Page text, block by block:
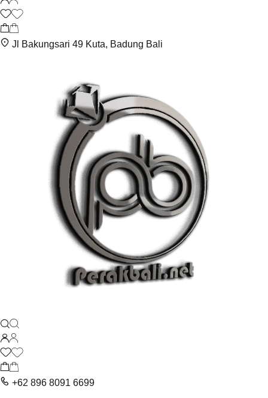
Jl Bakungsari 49 Kuta, Badung Bali
+62 896 8091 6699